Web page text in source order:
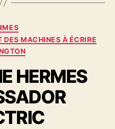
Catégories
DES MACHINES À ÉCRIRE
HERMES